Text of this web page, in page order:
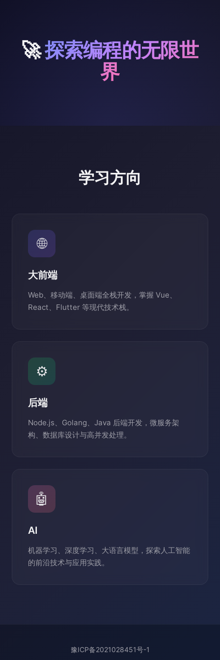
🚀探索编程的无限世
界
学习方向
🌐
大前端
Web、移动端、桌面端全栈开发，掌握 Vue、
React、Flutter 等现代技术栈。
⚙️
后端
Node.js、Golang、Java 后端开发，微服务架
构、数据库设计与高并发处理。
🤖
AI
机器学习、深度学习、大语言模型，探索人工智能
的前沿技术与应用实践。
豫ICP备2021028451号-1